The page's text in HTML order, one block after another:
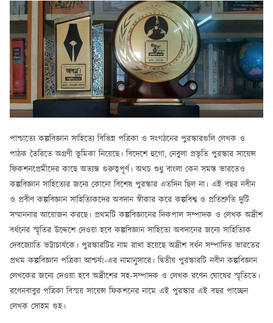
পাশ্চাত্যে কল্পবিজ্ঞান সাহিত্যে বিভিন্ন পত্রিকা ও সংগঠনের পুরস্কারগুলি লেখক ও
পাঠক তৈরিতে অগ্রণী ভূমিকা নিয়েছে। বিদেশে হুগো, নেবুলা প্রভৃতি পুরস্কার সায়েন্স
ফিকশনপ্রেমীদের কাছে অত্যন্ত গুরুত্বপূর্ণ। অথচ শুধু বাংলা কেন সমস্ত ভারতেও
কল্পবিজ্ঞান সাহিত্যের জন্যে কোনো বিশেষ পুরস্কার এতদিন ছিল না। এই বছর নবীন
ও প্রবীণ কল্পবিজ্ঞান সাহিত্যিকদের অবদান স্বীকার করে কল্পবিশ্ব ও প্রতিশ্রুতি দুটি
সম্মাননার আয়োজন করছে। প্রথমটি কল্পবিজ্ঞানের দিকপাল সম্পাদক ও লেখক অদ্রীশ
বর্ধনের স্মৃতির উদ্দেশে দেওয়া হবে কল্পবিজ্ঞান সাহিত্যে অবদানের জন্যে সাহিত্যিক
দেবজ্যোতি ভট্টাচার্যকে। পুরস্কারটির নাম রাখা হয়েছে অদ্রীশ বর্ধন সম্পাদিত ভারতের
প্রথম কল্পবিজ্ঞান পত্রিকা আশ্চর্য!-এর নামানুসারে। দ্বিতীয় পুরস্কারটি নবীন কল্পবিজ্ঞান
লেখকের জন্যে দেওয়া হবে অদ্রীশের সহ-সম্পাদক ও লেখক রণেন ঘোষের স্মৃতিতে।
রণেনবাবুর পত্রিকা বিস্ময় সায়েন্স ফিকশনের নামে এই পুরস্কার এই বছর পাচ্ছেন
লেখক সোহম গুহ।